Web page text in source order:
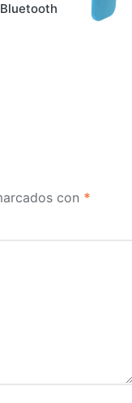
con *